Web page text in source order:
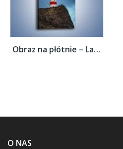
Obraz na płótnie – Latarnia morska pod...
O NAS